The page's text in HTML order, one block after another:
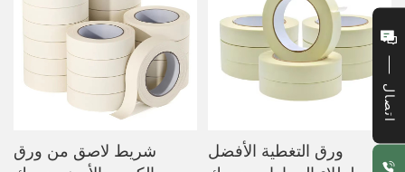
المنزلية أو المكتبية أو الصناعية. يتم
تطبيقه على نطاق واسع في تغطية
فصل الألوان عند صنع الطلاء
المنزلية أو المكتبية أو الصناعية. يتم
تطبيقه على نطاق واسع في تغطية
فصل الألوان عند صنع الطلاء
الداخلي والخارجي.
شريط لاصق من ورق
ورق التغطية الأفضل
اتصال